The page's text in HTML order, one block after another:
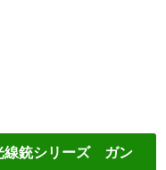
線銃シリーズ ガン